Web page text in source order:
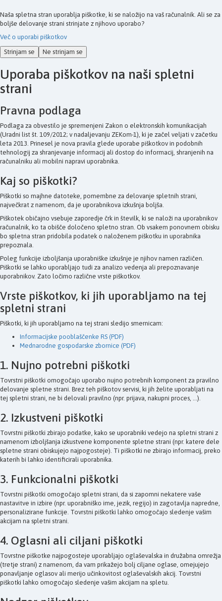
Naša spletna stran uporablja piškotke, ki se naložijo na vaš računalnik. Ali se za
boljše delovanje strani strinjate z njihovo uporabo?
Več o uporabi piškotkov
Strinjam se
Ne strinjam se
Uporaba piškotkov na naši spletni
strani
Pravna podlaga
Podlaga za obvestilo je spremenjeni Zakon o elektronskih komunikacijah
(Uradni list št. 109/2012; v nadaljevanju ZEKom-1), ki je začel veljati v začetku
leta 2013. Prinesel je nova pravila glede uporabe piškotkov in podobnih
tehnologij za shranjevanje informacij ali dostop do informacij, shranjenih na
računalniku ali mobilni napravi uporabnika.
Kaj so piškotki?
Piškotki so majhne datoteke, pomembne za delovanje spletnih strani,
največkrat z namenom, da je uporabnikova izkušnja boljša.
Piškotek običajno vsebuje zaporedje črk in številk, ki se naloži na uporabnikov
računalnik, ko ta obišče določeno spletno stran. Ob vsakem ponovnem obisku
bo spletna stran pridobila podatek o naloženem piškotku in uporabnika
prepoznala.
Poleg funkcije izboljšanja uporabniške izkušnje je njihov namen različen.
Piškotki se lahko uporabljajo tudi za analizo vedenja ali prepoznavanje
uporabnikov. Zato ločimo različne vrste piškotkov.
Vrste piškotkov, ki jih uporabljamo na tej
spletni strani
Piškotki, ki jih uporabljamo na tej strani sledijo smernicam:
Informacijske pooblaščenke RS (PDF)
Mednarodne gospodarske zbornice (PDF)
1. Nujno potrebni piškotki
Tovrstni piškotki omogočajo uporabo nujno potrebnih komponent za pravilno
delovanje spletne strani. Brez teh piškotov servisi, ki jih želite uporabljati na
tej spletni strani, ne bi delovali pravilno (npr. prijava, nakupni proces, ...).
2. Izkustveni piškotki
Tovrstni piškotki zbirajo podatke, kako se uporabniki vedejo na spletni strani z
namenom izboljšanja izkustvene komponente spletne strani (npr. katere dele
spletne strani obiskujejo najpogosteje). Ti piškotki ne zbirajo informacij, preko
katerih bi lahko identificirali uporabnika.
3. Funkcionalni piškotki
Tovrstni piškotki omogočajo spletni strani, da si zapomni nekatere vaše
nastavitve in izbire (npr. uporabniško ime, jezik, regijo) in zagotavlja napredne,
personalizirane funkcije. Tovrstni piškotki lahko omogočajo sledenje vašim
akcijam na spletni strani.
4. Oglasni ali ciljani piškotki
Tovrstne piškotke najpogosteje uporabljajo oglaševalska in družabna omrežja
(tretje strani) z namenom, da vam prikažejo bolj ciljane oglase, omejujejo
ponavljanje oglasov ali merijo učinkovitost oglaševalskih akcij. Tovrstni
piškotki lahko omogočajo sledenje vašim akcijam na spletu.